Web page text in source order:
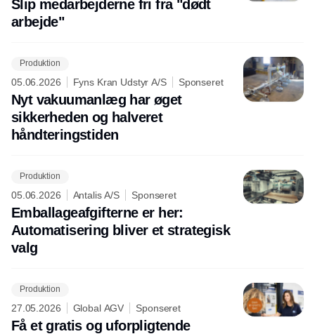
Slip medarbejderne fri fra "dødt
arbejde"
Produktion
05.06.2026 Fyns Kran Udstyr A/S Sponseret
Nyt vakuumanlæg har øget
sikkerheden og halveret
håndteringstiden
Produktion
05.06.2026 Antalis A/S Sponseret
Emballageafgifterne er her:
Automatisering bliver et strategisk
valg
Produktion
27.05.2026 Global AGV Sponseret
Få et gratis og uforpligtende